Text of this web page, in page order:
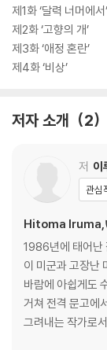
제1화 ‘달력 너머에서’
제2화 ‘고향의 개’
제3화 ‘애정 혼란’
제4화 ‘비상’
저자 소개 2
저 이
관심
Hitoma Iruma,
1986년에 태어난
이 미군과 고장난
바람에 아쉽게도
거쳐 전격 문고에
그려내는 작가로